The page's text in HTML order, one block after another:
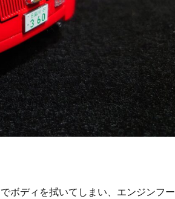
ボディを拭いてしまい、エンジンフー